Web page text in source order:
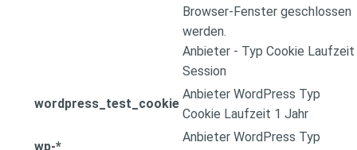
Browser-Fenster geschlossen
werden.
Anbieter - Typ Cookie Laufzeit
Session
wordpress_test_cookie
Anbieter WordPress Typ
Cookie Laufzeit 1 Jahr
wp-*
Anbieter WordPress Typ